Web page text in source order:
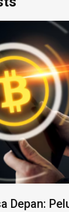
Mata Uang